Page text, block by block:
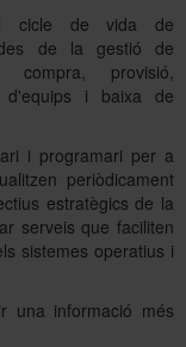
cicle de vida de
des de la gestió de
provisió,
d'equips i baixa de
i programari per a
periòdicament
estratègics de la
serveis que faciliten
sistemes operatius i
una informació més